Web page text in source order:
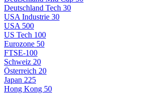
Deutschland Tech 30
USA Industrie 30
USA 500
US Tech 100
Eurozone 50
FTSE-100
Schweiz 20
Österreich 20
Japan 225
Hong Kong 50